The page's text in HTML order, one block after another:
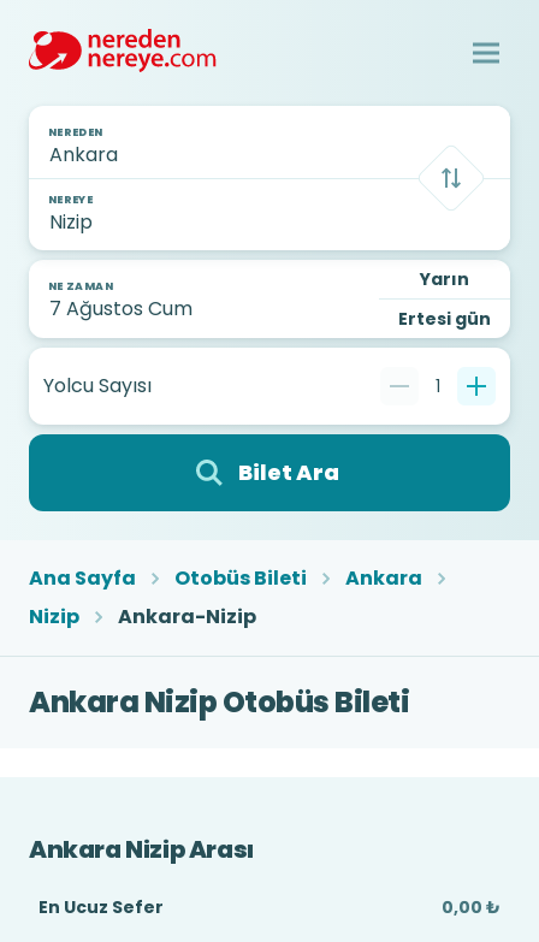
NEREDEN
NEREYE
NE ZAMAN
Yarın
Ertesi gün
Yolcu Sayısı 1
Bilet Ara
Ana Sayfa Otobüs Bileti
Ankara
Nizip
Ankara-Nizip
Ankara Nizip Otobüs Bileti
Ankara Nizip Arası
En Ucuz Sefer
0,00 ₺